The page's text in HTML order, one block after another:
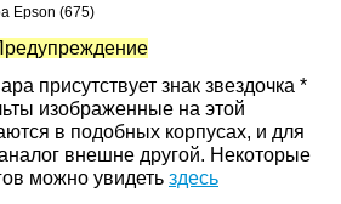
Epson (675)
присутствует знак звездочка *
изображенные на этой
в подобных корпусах, и для
внешне другой. Некоторые
можно увидеть здесь